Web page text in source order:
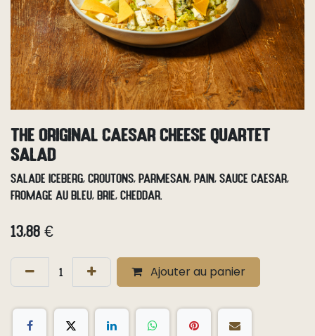
The Original Caesar Cheese Quartet
Salad
Salade iceberg, croutons, parmesan, pain, sauce Caesar,
fromage au bleu, Brie, Cheddar.
13,88 €
Ajouter au panier